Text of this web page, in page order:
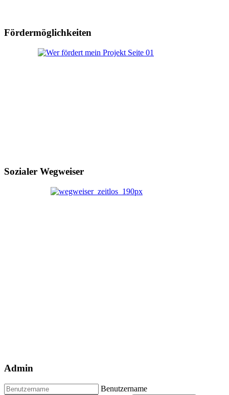
Fördermöglichkeiten
Sozialer Wegweiser
Admin
Benutzername